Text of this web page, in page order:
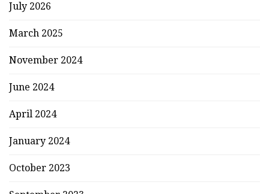
July 2026
March 2025
November 2024
June 2024
April 2024
January 2024
October 2023